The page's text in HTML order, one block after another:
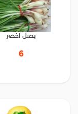
بصل اخضر
6